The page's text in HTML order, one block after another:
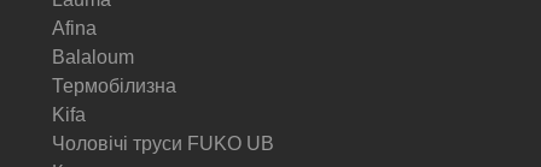
Afina
Balaloum
Термобілизна
Kifa
Чоловічі труси FUKO UB